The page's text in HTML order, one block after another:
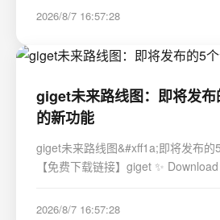
目地址: https://gitcode.com/
2026/8/7 16:57:28
giget未来路线图：即将发
的新功能
giget未来路线图&#xff1a;即将发布
【免费下载链接】giget ✨
https://gitcode.com/gh_mirrors/gi/giget giget作为一
2026/8/7 16:57:28